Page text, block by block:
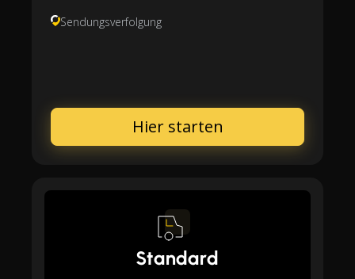
Sendungsverfolgung
Hier starten
Standard